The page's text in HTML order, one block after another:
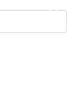
×